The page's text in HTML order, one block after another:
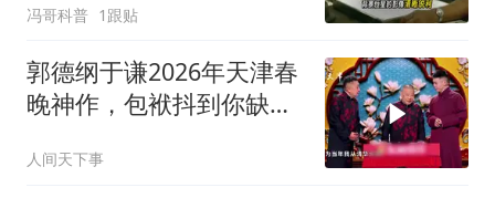
冯哥科普 1跟贴
郭德纲于谦2026年天津春
晚神作，包袱抖到你缺氧
人间天下事